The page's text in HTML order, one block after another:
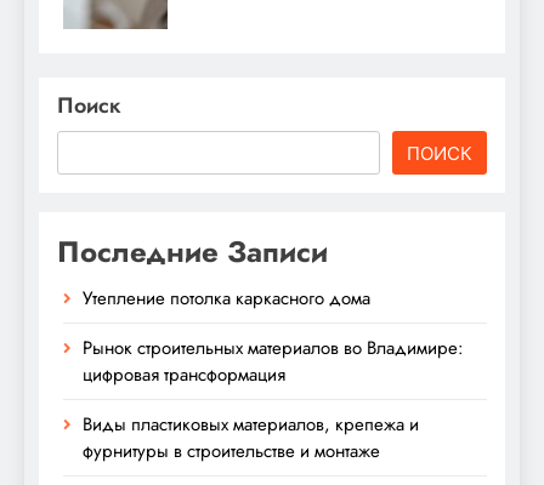
Поиск
ПОИСК
Последние Записи
Утепление потолка каркасного дома
Рынок строительных материалов во Владимире:
цифровая трансформация
Виды пластиковых материалов, крепежа и
фурнитуры в строительстве и монтаже